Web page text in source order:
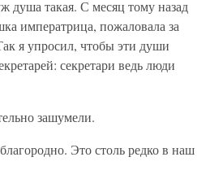
душа такая. С месяц тому назад
императрица, пожаловала за
я упросил, чтобы эти души
секретари ведь люди
зашумели.
Это столь редко в наш